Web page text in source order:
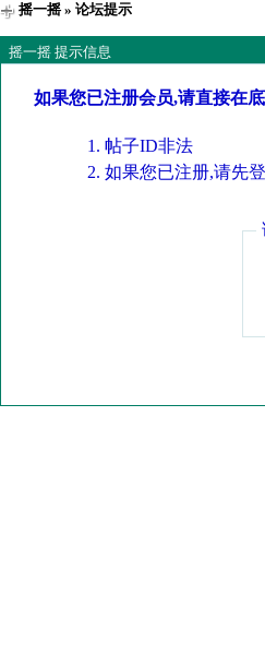
摇一摇» 论坛提示
摇一摇 提示信息
如果您已注册会员,请直接在
帖子ID非法
如果您已注册,请先